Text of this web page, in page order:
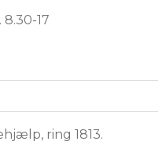
8.30-17
ring 1813.